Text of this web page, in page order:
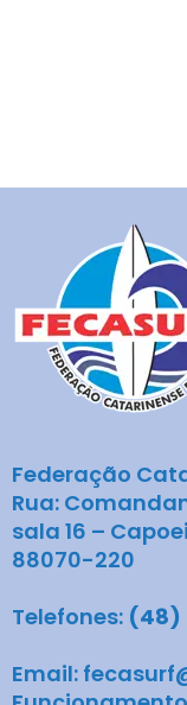
Federação
Rua:
sala 16 –
88070-220
Telefones: (48)
Email: